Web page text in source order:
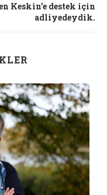
Keskin’e destek için
adliyedeydik.